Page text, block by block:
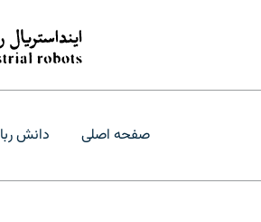
فروش و
درگاه تأمین و
صفحه اصلی دانش